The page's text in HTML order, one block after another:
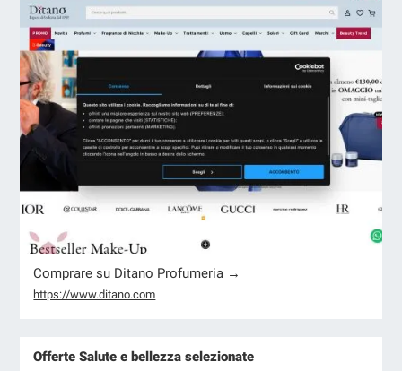
Comprare su Ditano Profumeria →
https://www.ditano.com
Offerte Salute e bellezza selezionate